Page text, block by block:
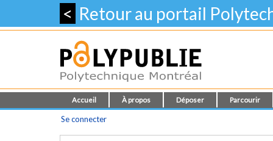
< Retour au portail
Accueil À propos Déposer Parcourir
Se connecter